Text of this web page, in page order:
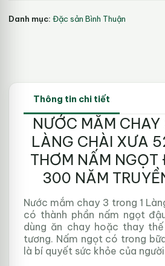
Danh mục: Đặc sản Bình Thuận
Thông tin chi tiết
NƯỚC MẮM CHAY
LÀNG CHÀI XƯA
THƠM NẤM NGỌT
300 NĂM
Nước mắm chay 3 trong 1
có thành phần nấm ngọt
dùng ăn chay hoặc thay
tương. Nấm ngọt có trong
là bí quyết sức khỏe của